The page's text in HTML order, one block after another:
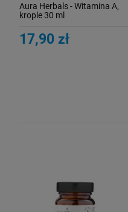
Aura Herbals - Witamina A,
krople 30 ml
17,90 zł